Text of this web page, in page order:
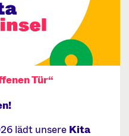
Tür“
lädt unsere Kita